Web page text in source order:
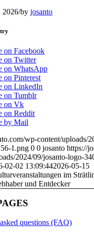
2026/byjosanto
on Facebook
on Twitter
on WhatsApp
on Pinterest
on LinkedIn
on Tumblr
on Vk
on Reddit
by Mail
wp-content/uploads/
1.png 0 0 josanto https://
2024/09/josanto-logo-
02-02 13:09:442026-05-15
im
und Entdecker
questions (FAQ)